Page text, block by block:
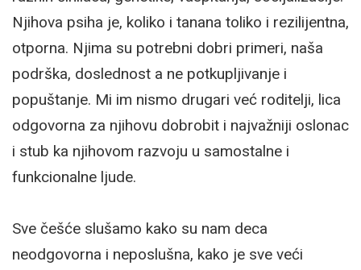
Njihova psiha je, koliko i tanana toliko i rezilijentna,
otporna. Njima su potrebni dobri primeri, naša
podrška, doslednost a ne potkupljivanje i
popuštanje. Mi im nismo drugari već roditelji, lica
odgovorna za njihovu dobrobit i najvažniji oslonac
i stub ka njihovom razvoju u samostalne i
funkcionalne ljude.
Sve češće slušamo kako su nam deca
neodgovorna i neposlušna, kako je sve veći